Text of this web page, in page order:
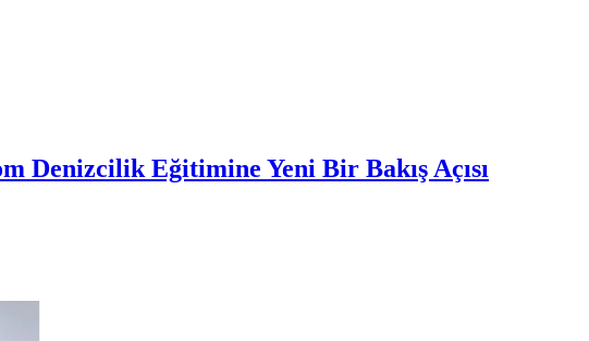
Denizcilik Eğitimine Yeni Bir Bakış Açısı